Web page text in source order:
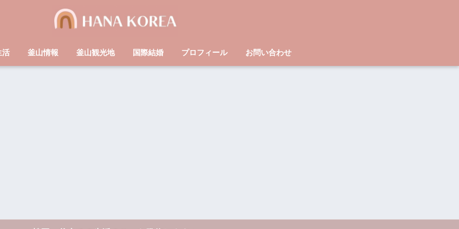
活 釜山情報 釜山観光地 国際結婚 プロフィール お問い合わせ